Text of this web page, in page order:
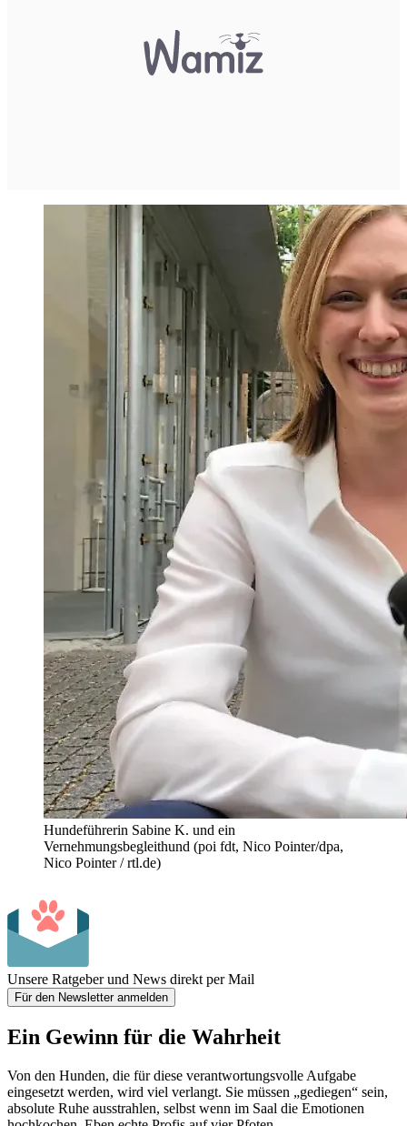
Hundeführerin Sabine K. und ein
Vernehmungsbegleithund (poi fdt, Nico Pointer/dpa,
Nico Pointer / rtl.de)
Unsere Ratgeber und News direkt per Mail
Für den Newsletter anmelden
Ein Gewinn für die Wahrheit
Von den Hunden, die für diese verantwortungsvolle Aufgabe
eingesetzt werden, wird viel verlangt. Sie müssen „gediegen“ sein,
absolute Ruhe ausstrahlen, selbst wenn im Saal die Emotionen